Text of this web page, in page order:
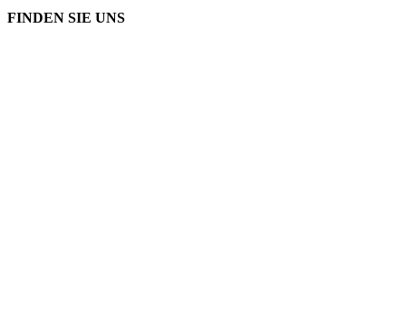
FINDEN SIE UNS